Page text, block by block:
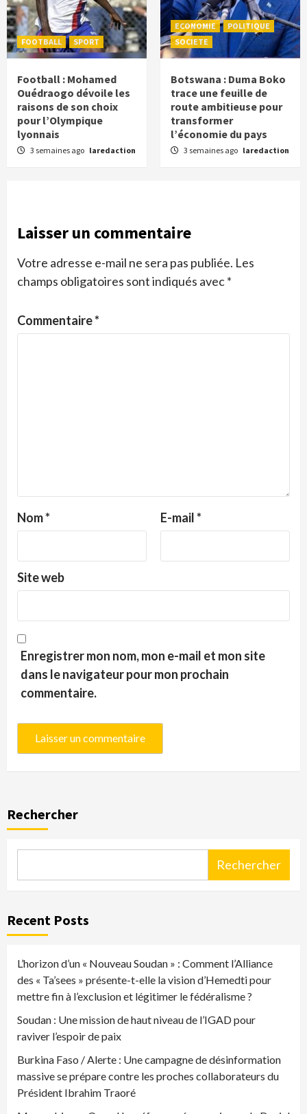
FOOTBALL SPORT
Football : Mohamed
Ouédraogo dévoile les
raisons de son choix
pour l’Olympique
lyonnais
3 semaines ago laredaction
ECONOMIE
POLITIQUE
SOCIETE
Botswana : Duma Boko
trace une feuille de
route ambitieuse pour
transformer
l’économie du pays
3 semaines ago laredaction
Laisser un commentaire
Votre adresse e-mail ne sera pas publiée. Les
champs obligatoires sont indiqués avec*
Commentaire*
Nom* E-mail*
Site web
Enregistrer mon nom, mon e-mail et mon site
dans le navigateur pour mon prochain
commentaire.
Rechercher
Rechercher
Recent Posts
L’horizon d’un « Nouveau Soudan » : Comment l’Alliance
des « Ta’sees » présente-t-elle la vision d’Hemedti pour
mettre fin à l’exclusion et légitimer le fédéralisme ?
Soudan : Une mission de haut niveau de l’IGAD pour
raviver l’espoir de paix
Burkina Faso / Alerte : Une campagne de désinformation
massive se prépare contre les proches collaborateurs du
Président Ibrahim Traoré